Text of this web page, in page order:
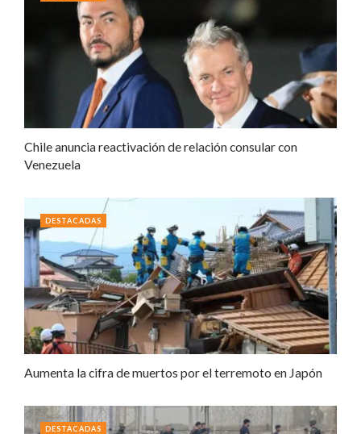
Chile anuncia reactivación de relación consular con
Venezuela
Aumenta la cifra de muertos por el terremoto en Japón
DESTACADAS
DESTACADAS